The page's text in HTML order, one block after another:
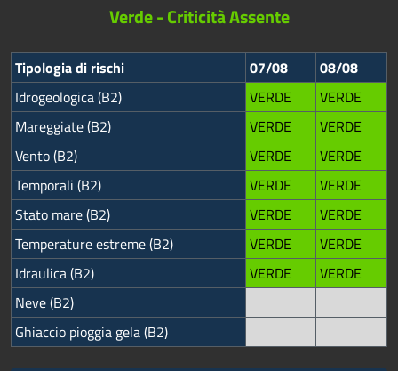
Verde - Criticità Assente
Tipologia di rischi 07/08
08/08
Idrogeologica (B2)
VERDE
VERDE
Mareggiate (B2)
VERDE
VERDE
Vento (B2)
VERDE
VERDE
Temporali (B2)
VERDE
VERDE
Stato mare (B2)
VERDE
VERDE
Temperature estreme (B2)
VERDE
VERDE
Idraulica (B2)
VERDE
VERDE
Neve (B2)
Ghiaccio pioggia gela (B2)